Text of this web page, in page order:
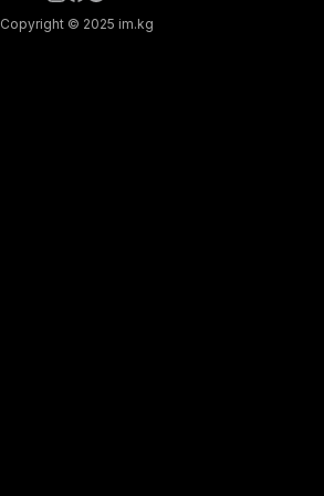
Copyright © 2025 im.kg